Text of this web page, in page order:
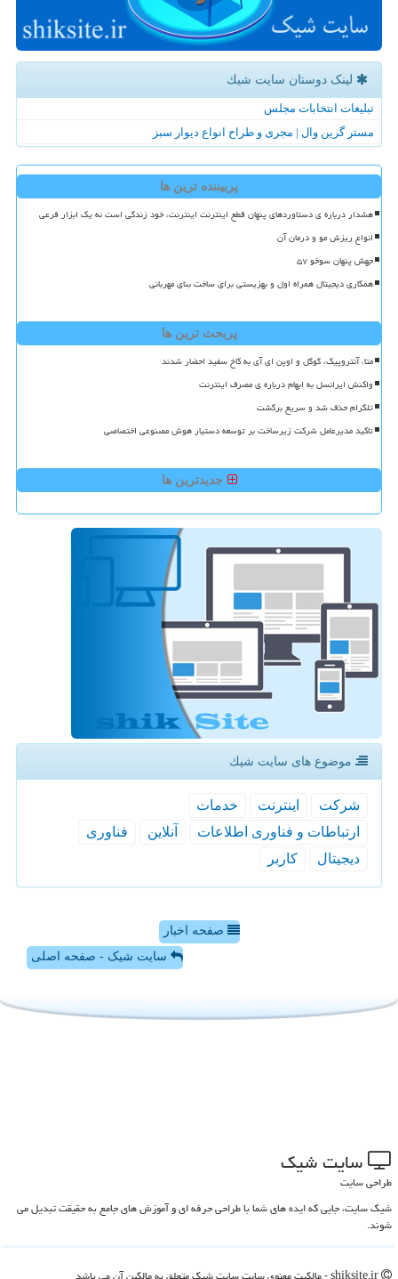
لینک دوستان سایت شیك
تبلیغات انتخابات مجلس
مستر گرین وال | مجری و طراح انواع دیوار سبز
پربیننده ترین ها
هشدار درباره ی دستاوردهای پنهان قطع اینترنت اینترنت، خود زندگی است نه یک ابزار فرعی
انواع ریزش مو و درمان آن
جهش پنهان سوخو ۵۷
همکاری دیجیتال همراه اول و بهزیستی برای ساخت بنای مهربانی
پربحث ترین ها
متا، آنتروپیک، گوگل و اوپن ای آی به کاخ سفید احضار شدند
واکنش ایرانسل به ابهام درباره ی مصرف اینترنت
تلگرام حذف شد و سریع برگشت
تاکید مدیرعامل شرکت زیرساخت بر توسعه دستیار هوش مصنوعی اختصاصی
جدیدترین ها
موضوع های سایت شیك
شركت اینترنت
خدمات
ارتباطات و فناوری اطلاعات
آنلاین
فناوری
دیجیتال
كاربر
صفحه اخبار
سایت شیک - صفحه اصلی
سایت شیك
طراحی سایت
شیک سایت، جایی که ایده های شما با طراحی حرفه ای و آموزش های جامع به حقیقت تبدیل می
شوند.